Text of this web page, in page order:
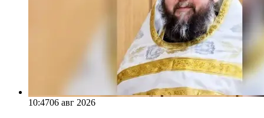
10:4706 авг 2026